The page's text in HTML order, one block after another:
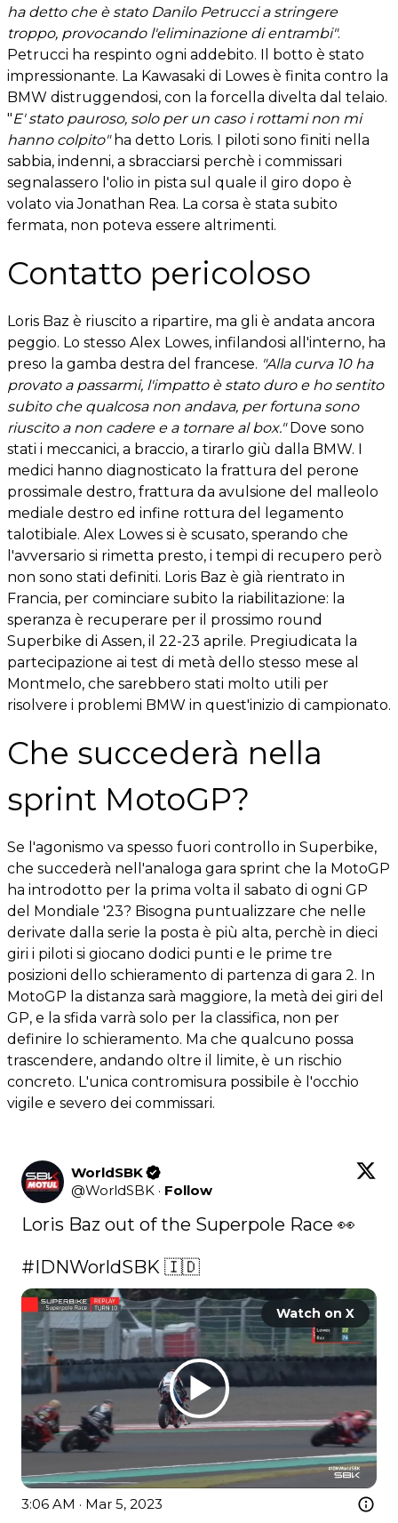
ha detto che è stato Danilo Petrucci a stringere
troppo, provocando l'eliminazione di entrambi".
Petrucci ha respinto ogni addebito. Il botto è stato
impressionante. La Kawasaki di Lowes è finita contro la
BMW distruggendosi, con la forcella divelta dal telaio.
"E' stato pauroso, solo per un caso i rottami non mi
hanno colpito"ha detto Loris. I piloti sono finiti nella
sabbia, indenni, a sbracciarsi perchè i commissari
segnalassero l'olio in pista sul quale il giro dopo è
volato via Jonathan Rea. La corsa è stata subito
fermata, non poteva essere altrimenti.
Contatto pericoloso
Loris Baz è riuscito a ripartire, ma gli è andata ancora
peggio. Lo stesso Alex Lowes, infilandosi all'interno, ha
preso la gamba destra del francese. "Alla curva 10 ha
provato a passarmi, l'impatto è stato duro e ho sentito
subito che qualcosa non andava, per fortuna sono
riuscito a non cadere e a tornare al box."Dove sono
stati i meccanici, a braccio, a tirarlo giù dalla BMW. I
medici hanno diagnosticato la frattura del perone
prossimale destro, frattura da avulsione del malleolo
mediale destro ed infine rottura del legamento
talotibiale. Alex Lowes si è scusato, sperando che
l'avversario si rimetta presto, i tempi di recupero però
non sono stati definiti. Loris Baz è già rientrato in
Francia, per cominciare subito la riabilitazione: la
speranza è recuperare per il prossimo round
Superbike di Assen, il 22-23 aprile. Pregiudicata la
partecipazione ai test di metà dello stesso mese al
Montmelo, che sarebbero stati molto utili per
risolvere i problemi BMW in quest'inizio di campionato.
Che succederà nella
sprint MotoGP?
Se l'agonismo va spesso fuori controllo in Superbike,
che succederà nell'analoga gara sprint che la MotoGP
ha introdotto per la prima volta il sabato di ogni GP
del Mondiale '23? Bisogna puntualizzare che nelle
derivate dalla serie la posta è più alta, perchè in dieci
giri i piloti si giocano dodici punti e le prime tre
posizioni dello schieramento di partenza di gara 2. In
MotoGP la distanza sarà maggiore, la metà dei giri del
GP, e la sfida varrà solo per la classifica, non per
definire lo schieramento. Ma che qualcuno possa
trascendere, andando oltre il limite, è un rischio
concreto. L'unica contromisura possibile è l'occhio
vigile e severo dei commissari.
WorldSBK
@WorldSBK · Follow
Loris Baz out of the Superpole Race 👀
#IDNWorldSBK 🇮🇩
Watch on X
3:06 AM · Mar 5, 2023